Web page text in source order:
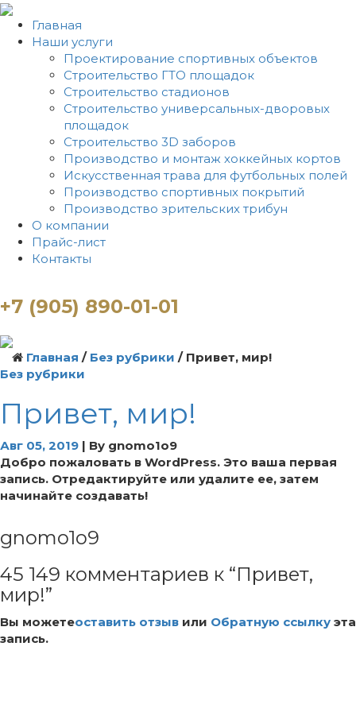
Главная
Наши услуги
Проектирование спортивных объектов
Строительство ГТО площадок
Строительство стадионов
Строительство универсальных-дворовых
площадок
Строительство 3D заборов
Производство и монтаж хоккейных кортов
Искусственная трава для футбольных полей
Производство спортивных покрытий
Производство зрительских трибун
О компании
Прайс-лист
Контакты
+7 (905) 890-01-01
Главная / Без рубрики / Привет, мир!
Без рубрики
Привет, мир!
Авг 05, 2019 | By gnomo1o9
Добро пожаловать в WordPress. Это ваша первая
запись. Отредактируйте или удалите ее, затем
начинайте создавать!
gnomo1o9
45 149 комментариев к “Привет,
мир!”
Вы можетеоставить отзыв или Обратную ссылку эта
запись.